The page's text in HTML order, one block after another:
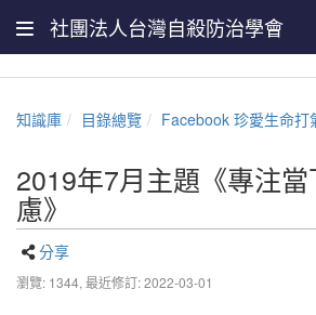
社團法人台灣自殺防治學會
知識庫 目錄總覽 Facebook 珍愛生命打
2019年7月主題《專注
慮》
分享
瀏覽: 1344, 最近修訂: 2022-03-01